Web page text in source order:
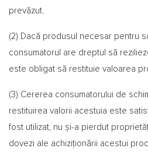
prevăzut.
(2) Dacă produsul necesar pentru
consumatorul are dreptul să
este obligat să restituie valoarea
(3) Cererea consumatorului de
restituirea valorii acestuia este
fost utilizat, nu și-a pierdut
dovezi ale achiziționării acestui